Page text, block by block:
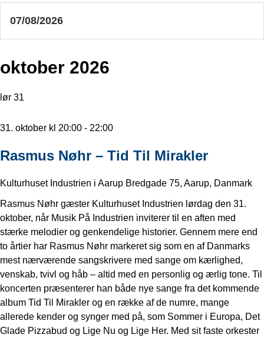
oktober 2026
lør 31
31. oktober kl 20:00 - 22:00
Rasmus Nøhr – Tid Til Mirakler
Kulturhuset Industrien i Aarup Bredgade 75, Aarup, Danmark
Rasmus Nøhr gæster Kulturhuset Industrien lørdag den 31.
oktober, når Musik På Industrien inviterer til en aften med
stærke melodier og genkendelige historier. Gennem mere end
to årtier har Rasmus Nøhr markeret sig som en af Danmarks
mest nærværende sangskrivere med sange om kærlighed,
venskab, tvivl og håb – altid med en personlig og ærlig tone. Til
koncerten præsenterer han både nye sange fra det kommende
album Tid Til Mirakler og en række af de numre, mange
allerede kender og synger med på, som Sommer i Europa, Det
Glade Pizzabud og Lige Nu og Lige Her. Med sit faste orkester